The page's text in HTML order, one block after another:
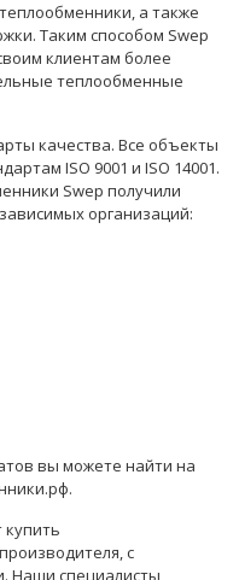
а также
Таким способом Swep
клиентам более
теплообменные
качества. Все объекты
ISO 9001 и ISO 14001.
Swep получили
организаций:
вы можете найти на
с
Наши специалисты